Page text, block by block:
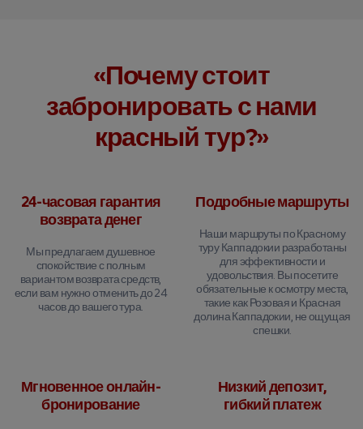
«Почему стоит
забронировать с нами
красный тур?»
24-часовая гарантия
возврата денег
Мы предлагаем душевное
спокойствие с полным
вариантом возврата средств,
если вам нужно отменить до 24
часов до вашего тура.
Подробные маршруты
Наши маршруты по Красному
туру Каппадокии разработаны
для эффективности и
удовольствия. Вы посетите
обязательные к осмотру места,
такие как Розовая и Красная
долина Каппадокии, не ощущая
спешки.
Мгновенное онлайн-
бронирование
Низкий депозит,
гибкий платеж